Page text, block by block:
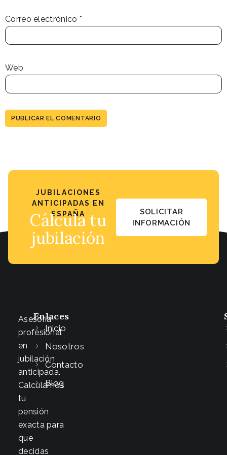
Correo electrónico *
Web
JUBILACIONES
ANTICIPADAS EN
ESPAÑA
Cálcula tu
jubilación
SOLICITAR
INFORMACIÓN
Asesoría
profesional
en
jubilación
anticipada.
Calculamos
tu
pensión
exacta para
que
decidas
Enlaces
Inicio
Nosotros
Contacto
Blog